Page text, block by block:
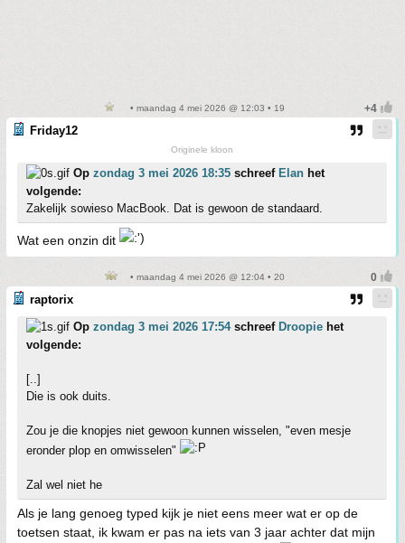
• maandag 4 mei 2026 @ 12:03 • 19
Friday12
Originele kloon
Op zondag 3 mei 2026 18:35 schreef Elan het
volgende:
Zakelijk sowieso MacBook. Dat is gewoon de standaard.
Wat een onzin dit
• maandag 4 mei 2026 @ 12:04 • 20
raptorix
Op zondag 3 mei 2026 17:54schreef Droopie het
volgende:
[..]
Die is ook duits.
Zou je die knopjes niet gewoon kunnen wisselen, "even mesje
eronder plop en omwisselen"
Zal wel niet he
Als je lang genoeg typed kijk je niet eens meer wat er op de
toetsen staat, ik kwam er pas na iets van 3 jaar achter dat mijn